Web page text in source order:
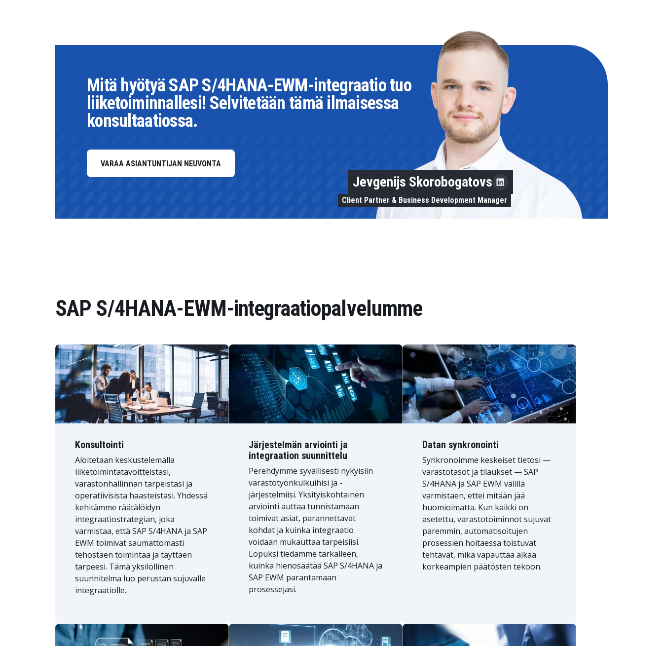
Mitä hyötyä SAP S/4HANA-EWM-integraatio tuo
liiketoiminnallesi! Selvitetään tämä ilmaisessa
konsultaatiossa.
VARAA ASIANTUNTIJAN NEUVONTA
Jevgenijs Skorobogatovs
Client Partner & Business Development Manager
SAP S/4HANA-EWM-integraatiopalvelumme
Konsultointi
Aloitetaan keskustelemalla
liiketoimintatavoitteistasi,
varastonhallinnan tarpeistasi ja
operatiivisista haasteistasi. Yhdessä
kehitämme räätälöidyn
integraatiostrategian, joka
varmistaa, että SAP S/4HANA ja SAP
EWM toimivat saumattomasti
tehostaen toimintaa ja täyttäen
tarpeesi. Tämä yksilöllinen
suunnitelma luo perustan sujuvalle
integraatiolle.
Järjestelmän arviointi ja
integraation suunnittelu
Perehdymme syvällisesti nykyisiin
varastotyönkulkuihisi ja -
järjestelmiisi. Yksityiskohtainen
arviointi auttaa tunnistamaan
toimivat asiat, parannettavat
kohdat ja kuinka integraatio
voidaan mukauttaa tarpeisiisi.
Lopuksi tiedämme tarkalleen,
kuinka hienosäätää SAP S/4HANA ja
SAP EWM parantamaan
prosessejasi.
Datan synkronointi
Synkronoimme keskeiset tietosi —
varastotasot ja tilaukset — SAP
S/4HANA ja SAP EWM välillä
varmistaen, ettei mitään jää
huomioimatta. Kun kaikki on
asetettu, varastotoiminnot sujuvat
paremmin, automatisoitujen
prosessien hoitaessa toistuvat
tehtävät, mikä vapauttaa aikaa
korkeampien päätösten tekoon.